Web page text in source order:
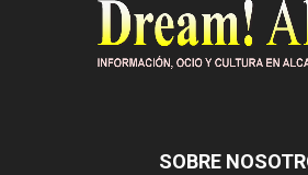
SOBRE